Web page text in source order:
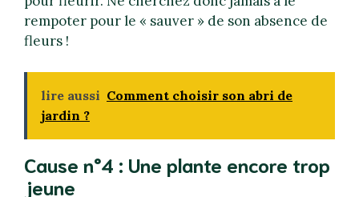
rempoter pour le « sauver » de son absence de
fleurs !
lire aussi Comment choisir son abri de
jardin ?
Cause n°4 : Une plante encore trop
jeune